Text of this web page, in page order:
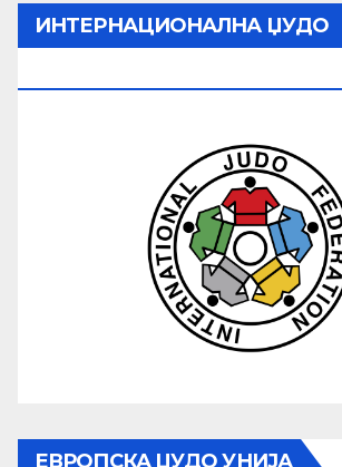
ИНТЕРНАЦИОНАЛНА ЏУДО
ЕВРОПСКА ЏУДО УНИЈА